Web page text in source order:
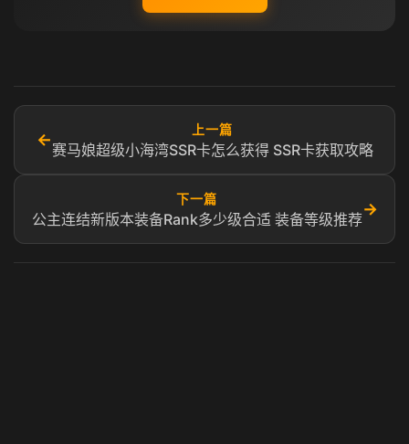
←
上一篇
赛马娘超级小海湾SSR卡怎么获得 SSR卡获取攻略
下一篇
公主连结新版本装备Rank多少级合适 装备等级推荐
→